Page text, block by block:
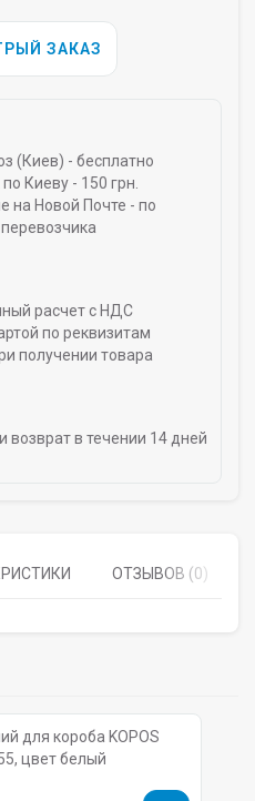
ЗАКАЗ
(Киев) - бесплатно
Киеву - 150 грн.
на Новой Почте - по
расчет с НДС
по реквизитам
получении товара
возврат в течении 14 дней
ОТЗЫВОВ (0)
для короба KOPOS
цвет белый